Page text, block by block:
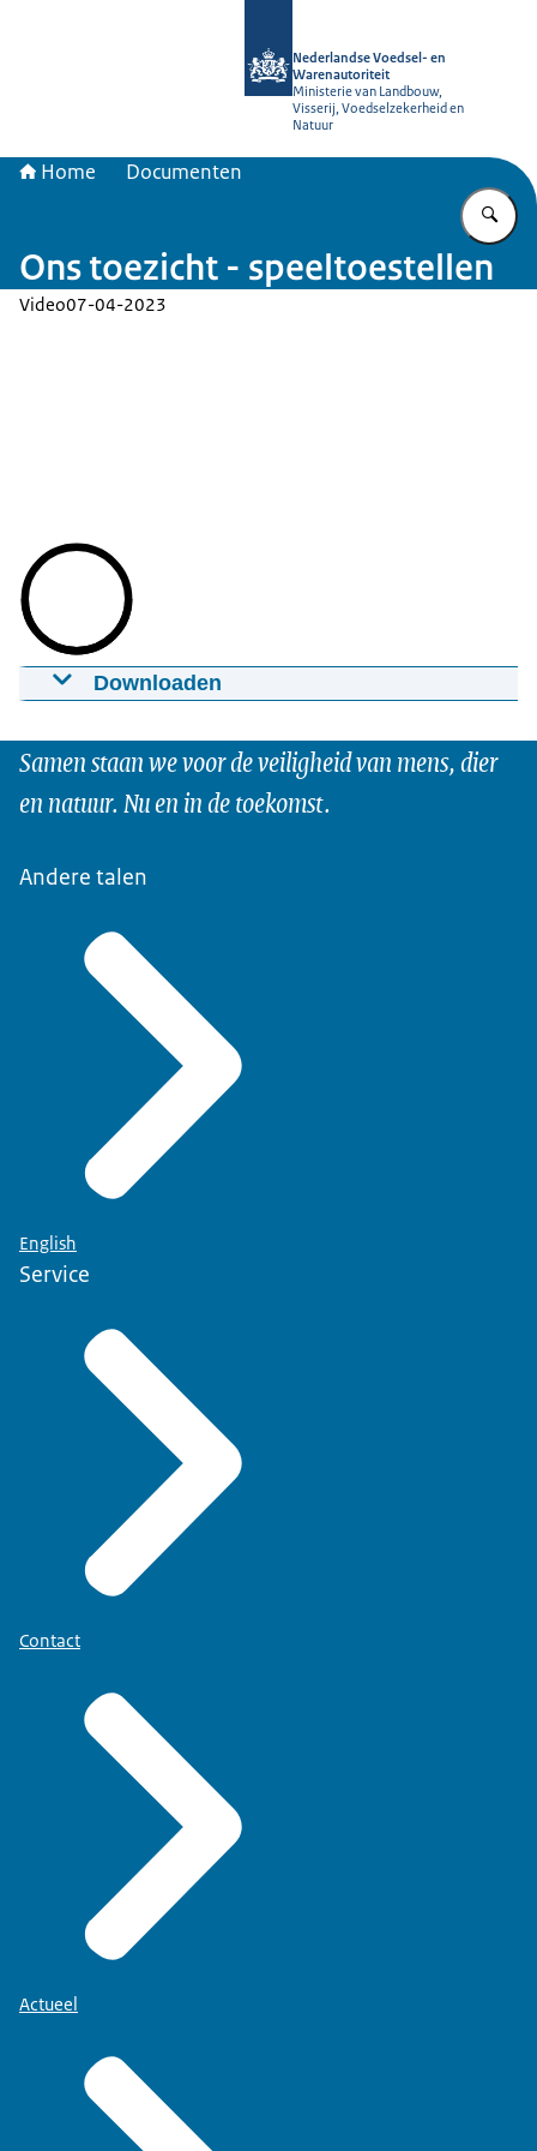
Nederlandse Voedsel- en
Warenautoriteit
Ministerie van Landbouw,
Visserij, Voedselzekerheid en
Natuur
Home Documenten
Ons toezicht - speeltoestellen
Video07-04-2023
Downloaden
07-04-202300:06:45mp4255.4 MB
Download
srt
Download
Samen staan we voor de veiligheid van mens, dier
en natuur. Nu en in de toekomst.
Andere talen
English
Service
Contact
Actueel